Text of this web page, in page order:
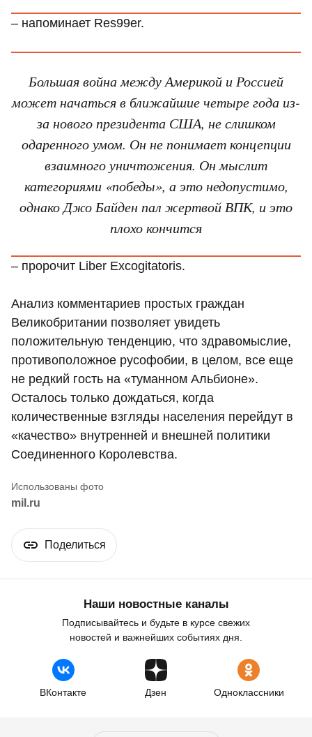
– напоминает Res99er.
Большая война между Америкой и Россией
может начаться в ближайшие четыре года из-
за нового президента США, не слишком
одаренного умом. Он не понимает концепции
взаимного уничтожения. Он мыслит
категориями «победы», а это недопустимо,
однако Джо Байден пал жертвой ВПК, и это
плохо кончится
– пророчит Liber Excogitatoris.
Анализ комментариев простых граждан
Великобритании позволяет увидеть
положительную тенденцию, что здравомыслие,
противоположное русофобии, в целом, все еще
не редкий гость на «туманном Альбионе».
Осталось только дождаться, когда
количественные взгляды населения перейдут в
«качество» внутренней и внешней политики
Соединенного Королевства.
mil.ru
Поделиться
Наши новостные каналы
Подписывайтесь и будьте в курсе свежих
новостей и важнейших событиях дня.
ВКонтакте Дзен Одноклассники